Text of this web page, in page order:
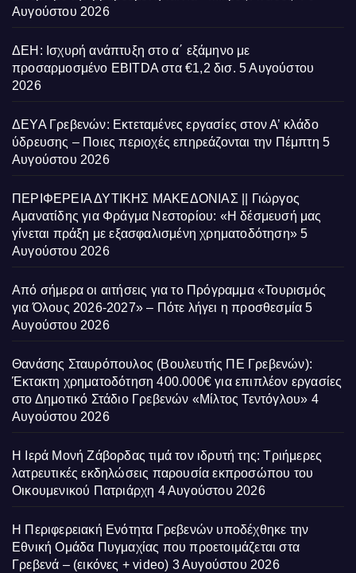
Αυγούστου 2026
ΔΕΗ: Ισχυρή ανάπτυξη στο α΄ εξάμηνο με
προσαρμοσμένο EBITDA στα €1,2 δισ. 5 Αυγούστου
2026
ΔΕΥΑ Γρεβενών: Εκτεταμένες εργασίες στον Α’ κλάδο
ύδρευσης – Ποιες περιοχές επηρεάζονται την Πέμπτη 5
Αυγούστου 2026
ΠΕΡΙΦΕΡΕΙΑ ΔΥΤΙΚΗΣ ΜΑΚΕΔΟΝΙΑΣ || Γιώργος
Αμανατίδης για Φράγμα Νεστορίου: «Η δέσμευσή μας
γίνεται πράξη με εξασφαλισμένη χρηματοδότηση» 5
Αυγούστου 2026
Από σήμερα οι αιτήσεις για το Πρόγραμμα «Τουρισμός
για Όλους 2026-2027» – Πότε λήγει η προσθεσμία 5
Αυγούστου 2026
Θανάσης Σταυρόπουλος (Βουλευτής ΠΕ Γρεβενών):
Έκτακτη χρηματοδότηση 400.000€ για επιπλέον εργασίες
στο Δημοτικό Στάδιο Γρεβενών «Μίλτος Τεντόγλου» 4
Αυγούστου 2026
Η Ιερά Μονή Ζάβορδας τιμά τον ιδρυτή της: Τριήμερες
λατρευτικές εκδηλώσεις παρουσία εκπροσώπου του
Οικουμενικού Πατριάρχη 4 Αυγούστου 2026
Η Περιφερειακή Ενότητα Γρεβενών υποδέχθηκε την
Εθνική Ομάδα Πυγμαχίας που προετοιμάζεται στα
Γρεβενά – (εικόνες + video) 3 Αυγούστου 2026